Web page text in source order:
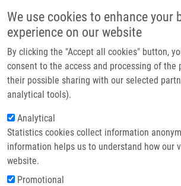
We use cookies to enhance your
experience on our website
By clicking the "Accept all cookies" button,
consent to the access and processing of the
their possible sharing with our selected
analytical tools).
Analytical
Statistics cookies collect information
information helps us to understand how our
website.
Promotional
Drobečková navigace
Domů Bendová Michaela MSc.
Bendová Michaela MSc.